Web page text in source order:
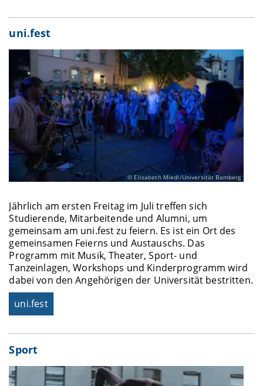
uni.fest
Elisabeth Miedl/Universität Bamberg
Jährlich am ersten Freitag im Juli treffen sich
Studierende, Mitarbeitende und Alumni, um
gemeinsam am uni.fest zu feiern. Es ist ein Ort des
gemeinsamen Feierns und Austauschs. Das
Programm mit Musik, Theater, Sport- und
Tanzeinlagen, Workshops und Kinderprogramm wird
dabei von den Angehörigen der Universität bestritten.
uni.fest
Sport